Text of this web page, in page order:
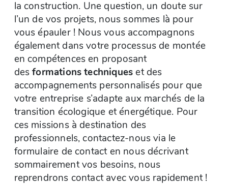
la construction. Une question, un doute sur
l’un de vos projets, nous sommes là pour
vous épauler ! Nous vous accompagnons
également dans votre processus de montée
en compétences en proposant
desformations techniques et des
accompagnements personnalisés pour que
votre entreprise s’adapte aux marchés de la
transition écologique et énergétique. Pour
ces missions à destination des
professionnels, contactez-nous via le
formulaire de contact en nous décrivant
sommairement vos besoins, nous
reprendrons contact avec vous rapidement !